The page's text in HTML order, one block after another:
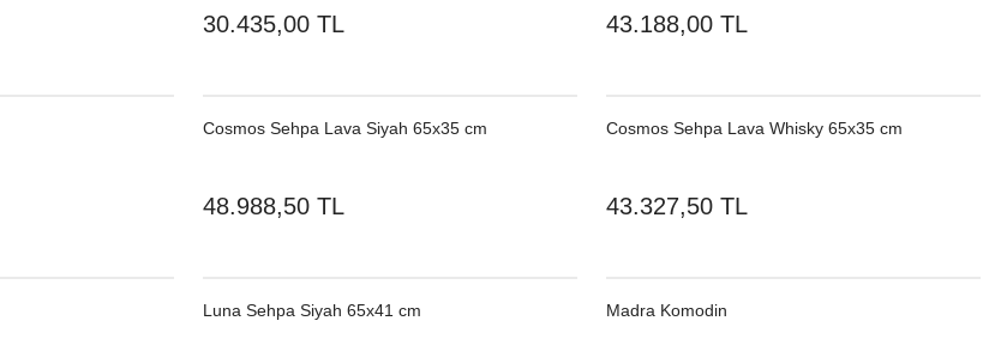
30.435,00 TL 43.188,00 TL
Cosmos Sehpa Lava Siyah 65x35 cm
48.988,50 TL
Cosmos Sehpa Lava Whisky 65x35 cm
43.327,50 TL
Luna Sehpa Siyah 65x41 cm Madra Komodin